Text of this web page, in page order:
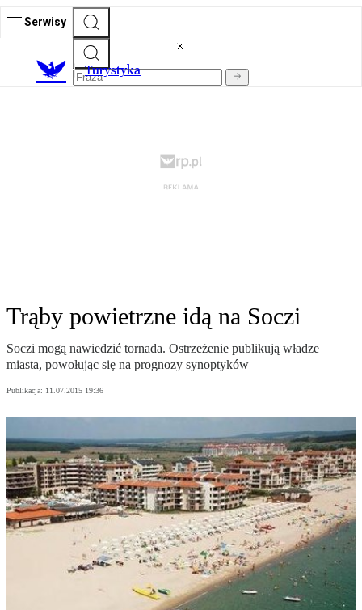
Serwisy
Turystyka
Trąby powietrzne idą na Soczi
Soczi mogą nawiedzić tornada. Ostrzeżenie publikują władze
miasta, powołując się na prognozy synoptyków
Publikacja: 11.07.2015 19:36